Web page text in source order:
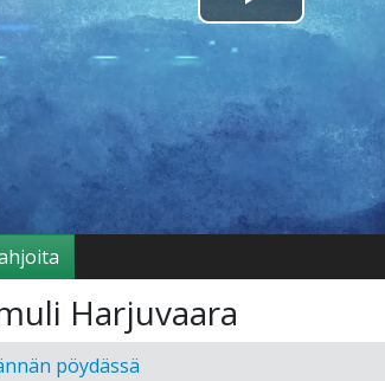
Toista
Video
Harjuvaara
pöydässä